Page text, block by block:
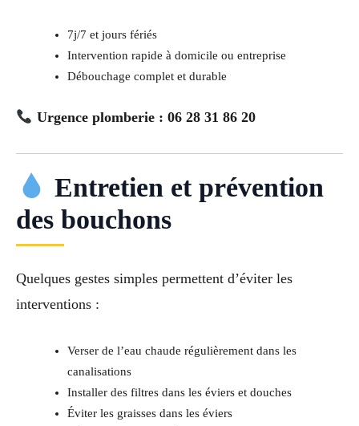
7j/7 et jours fériés
Intervention rapide à domicile ou entreprise
Débouchage complet et durable
Urgence plomberie : 06 28 31 86 20
Entretien et prévention
des bouchons
Quelques gestes simples permettent d’éviter les
interventions :
Verser de l’eau chaude régulièrement dans les
canalisations
Installer des filtres dans les éviers et douches
Éviter les graisses dans les éviers